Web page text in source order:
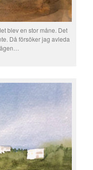
blev en stor måne. Det
Då försöker jag avleda